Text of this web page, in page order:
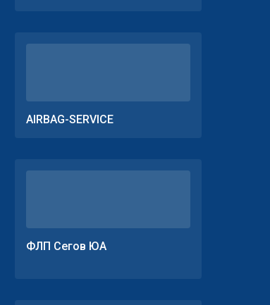
AIRBAG-SERVICE
ФЛП Сегов ЮА